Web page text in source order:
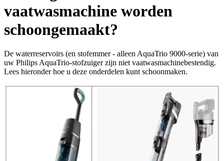
vaatwasmachine worden
schoongemaakt?
De waterreservoirs (en stofemmer - alleen AquaTrio 9000-serie) van
uw Philips AquaTrio-stofzuiger zijn niet vaatwasmachinebestendig.
Lees hieronder hoe u deze onderdelen kunt schoonmaken.